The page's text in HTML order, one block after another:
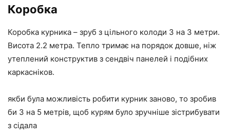
Коробка
Коробка курника – зруб з цільного колоди 3 на 3 метри.
Висота 2.2 метра. Тепло тримає на порядок довше, ніж
утеплений конструктив з сендвіч панелей і подібних
каркасніков.
якби була можливість робити курник заново, то зробив
би 3 на 5 метрів, щоб курям було зручніше зістрибувати
з сідала